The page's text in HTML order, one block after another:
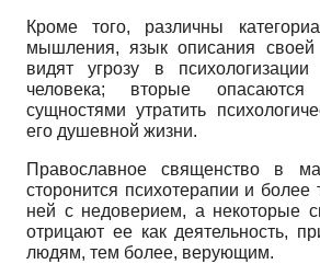
Кроме того, различны
мышления, язык описания
видят угрозу в
человека; вторые
сущностями утратить
его душевной жизни.
Православное священство в
сторонится психотерапии и более
ней с недоверием, а некоторые
отрицают ее как деятельность,
людям, тем более, верующим.